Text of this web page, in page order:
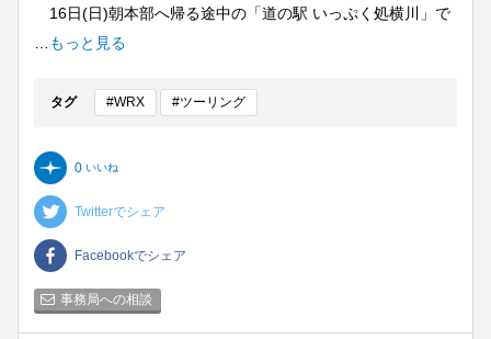
16日(日)朝本部へ帰る途中の「道の駅 いっぷく処横川」で
食材の仕入れ。WRXは其の駐車場にて。
15日は本部で重症患者を診療してから研究施設には少し遅
めの出発。遅出の会員達3台のWRXで研究施設に向かった。
道路も走行した。発動機の吹き上がりも空力も足回り調整も
思い通りだった♩
もっと見る
タグ #WRX #ツーリング
0 いいね
Twitterでシェア
Facebookでシェア
事務局への相談